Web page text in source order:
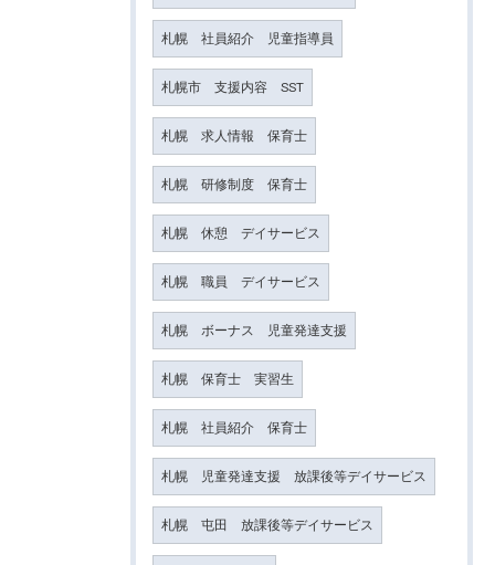
札幌 社員紹介 児童指導員
札幌市 支援内容 SST
札幌 求人情報 保育士
札幌 研修制度 保育士
札幌 休憩 デイサービス
札幌 職員 デイサービス
札幌 ボーナス 児童発達支援
札幌 保育士 実習生
札幌 社員紹介 保育士
札幌 児童発達支援 放課後等デイサービス
札幌 屯田 放課後等デイサービス